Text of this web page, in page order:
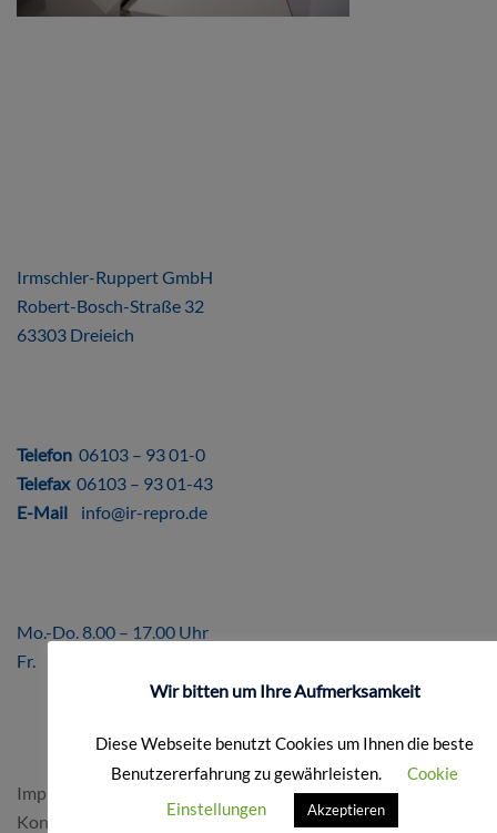
Irmschler-Ruppert GmbH
Robert-Bosch-Straße 32
63303 Dreieich
Telefon 06103 – 93 01-0
Telefax06103 – 93 01-43
E-Mail
info@ir-repro.de
Mo.-Do. 8.00 – 17.00 Uhr
Fr. 8.00 – 16.00 Uhr
FORMALES
Impressum & Datenschutz
Kontakt
Wir bitten um Ihre Aufmerksamkeit
Diese Webseite benutzt Cookies um Ihnen die beste
Benutzererfahrung zu gewährleisten.
Cookie
Einstellungen
Akzeptieren